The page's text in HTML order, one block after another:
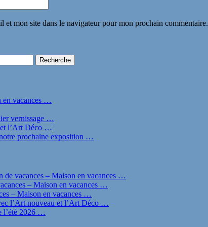
et mon site dans le navigateur pour mon prochain commentaire.
en vacances …
vernissage …
et l’Art Déco …
prochaine exposition …
de vacances – Maison en vacances …
– Maison en vacances …
– Maison en vacances …
l’Art nouveau et l’Art Déco …
l’été 2026 …